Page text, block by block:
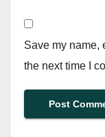
Save my name,
the next time I